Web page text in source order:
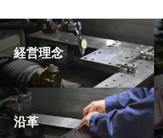
経営理念
沿革